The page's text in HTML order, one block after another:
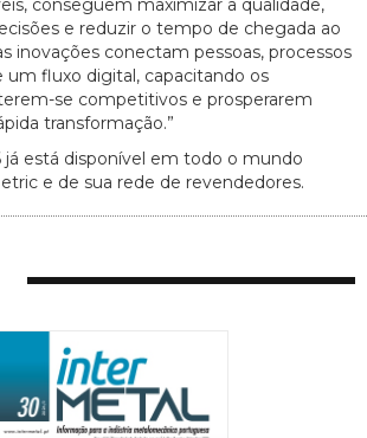
conseguem maximizar a qualidade,
e reduzir o tempo de chegada ao
inovações conectam pessoas, processos
um fluxo digital, capacitando os
se competitivos e prosperarem
transformação.”
já está disponível em todo o mundo
e de sua rede de revendedores.